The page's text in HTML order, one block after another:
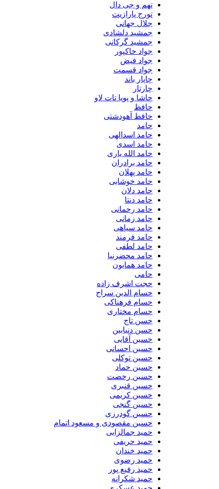
تهم و جی دال
تورج پارازیت
جلال جهانی
جمشید دلشادی
جمشید گرکانی
جواد خاکپور
جواد فیض
جواد قسمت
چاپار باند
چارتار
حاشا و پویا تات لاو
حافظ
حافظ آهودشتی
حامد
حامد اسدالهی
حامد اسدی
حامد الله یاری
حامد برادران
حامد پهلان
حامد خوشابی
حامد دلان
حامد دنتا
حامد رحمانی
حامد زمانی
حامد سیاهی
حامد فرمند
حامد لطفی
حامد محضرنیا
حامد همایون
حامی
حجت اشرف زاده
حسام الدین سراج
حسام فرهناکی
حسام مختاری
حسن تاج
حسن دنیابین
حسین آقایی
حسین احسانی
حسین توکلی
حسین حماد
حسین رخصت
حسین قنبری
حسین کریمی
حسین گنجی
حسین گودرزی
حسین مقصودی و مسعود اتمام
حمید جمالزایی
حمید حریفی
حمید خندان
حمید رضوی
حمید رفیع پور
حمید شکرانه